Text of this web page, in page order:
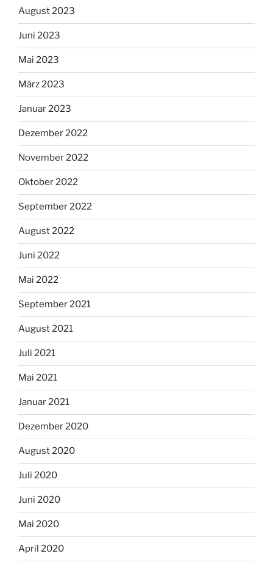
August 2023
Juni 2023
Mai 2023
März 2023
Januar 2023
Dezember 2022
November 2022
Oktober 2022
September 2022
August 2022
Juni 2022
Mai 2022
September 2021
August 2021
Juli 2021
Mai 2021
Januar 2021
Dezember 2020
August 2020
Juli 2020
Juni 2020
Mai 2020
April 2020